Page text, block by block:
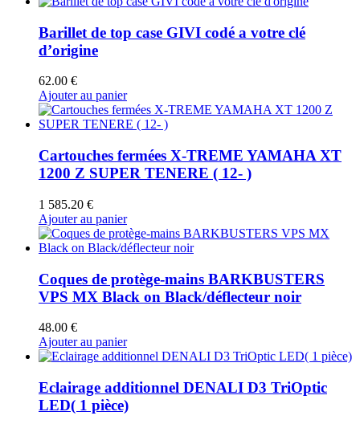
Barillet de top case GIVI codé a votre clé
d’origine
62.00 €
Ajouter au panier
Cartouches fermées X-TREME YAMAHA XT
1200 Z SUPER TENERE ( 12- )
1 585.20 €
Ajouter au panier
Coques de protège-mains BARKBUSTERS
VPS MX Black on Black/déflecteur noir
48.00 €
Ajouter au panier
Eclairage additionnel DENALI D3 TriOptic
LED( 1 pièce)